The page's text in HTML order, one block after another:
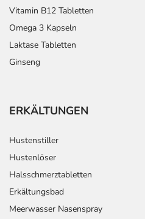
Vitamin B12 Tabletten
Omega 3 Kapseln
Laktase Tabletten
Ginseng
ERKÄLTUNGEN
Hustenstiller
Hustenlöser
Halsschmerztabletten
Erkältungsbad
Meerwasser Nasenspray